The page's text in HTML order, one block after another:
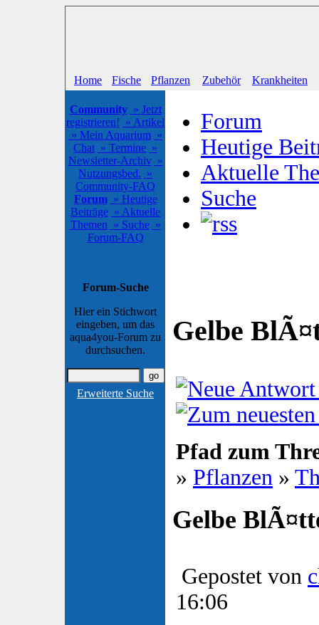
Home Fische Pflanzen Zubehör Krankheiten
Community » Jetzt
registrieren! » Artikel
» Mein Aquarium »
Chat » Termine »
Newsletter-Archiv »
Nutzungsbed. »
Community-FAQ
Forum » Heutige
Beiträge » Aktuelle
Themen » Suche »
Forum-FAQ
Forum-Suche
Hier ein Stichwort
eingeben, um das
aqua4you-Forum zu
durchsuchen.
Erweiterte Suche
Forum
Heutige
Aktuelle
Suche
Gelbe
Pfad zum
» Pflanzen »
Gelbe
Gepostet von
16:06